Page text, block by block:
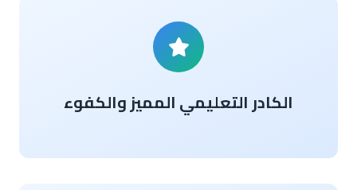
الكادر التعليمي المميز والكفوء